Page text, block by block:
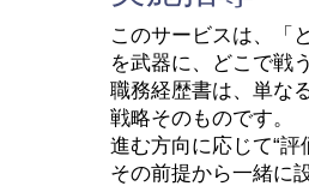
このサービスは、「
を武器に、どこで戦
職務経歴書は、単な
戦略そのものです。
進む方向に応じて“評
その前提から一緒に